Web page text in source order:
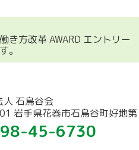
き方改革 AWARD エントリー
。
石鳥谷会
岩手県花巻市石鳥谷町好地第
45-6730